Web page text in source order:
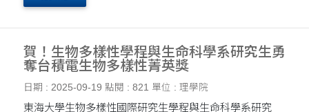
績。 根據主辦單位台積電公告，全國共有 16 件作品獲得
菁....
賀！生物多樣性學程與生命科學系研究生勇
奪台積電生物多樣性菁英獎
日期 : 2025-09-19 點閱 : 821 單位 : 理學院
東海大學生物多樣性國際研究生學程與生命科學系研究